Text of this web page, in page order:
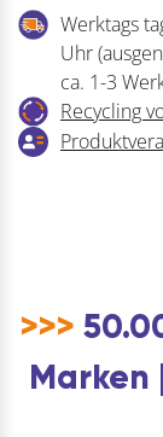
MengeWerktags
Uhr
ca. 1-3
Recycling
>>>
Marken